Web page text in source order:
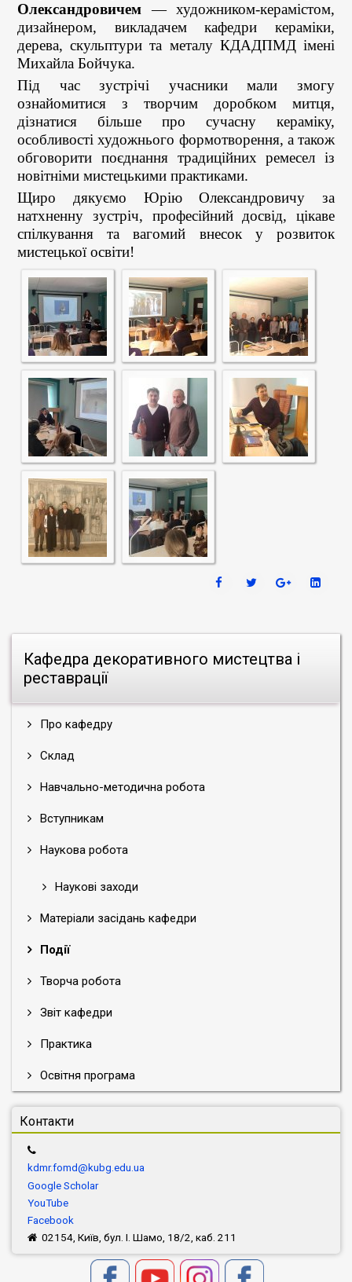
Кафедра декоративного мистецтва і
реставрації
Про кафедру
Склад
Навчально-методична робота
Вступникам
Наукова робота
Наукові заходи
Матеріали засідань кафедри
Події
Творча робота
Звіт кафедри
Практика
Освітня програма
Контакти
kdmr.fomd@kubg.edu.ua
Google Scholar
YouTube
Facebook
02154, Київ, бул. І. Шамо, 18/2, каб. 211
Олександровичем — художником-керамістом,
дизайнером, викладачем кафедри кераміки,
дерева, скульптури та металу КДАДПМД імені
Михайла Бойчука.
Під час зустрічі учасники мали змогу
ознайомитися з творчим доробком митця,
дізнатися більше про сучасну кераміку,
особливості художнього формотворення, а також
обговорити поєднання традиційних ремесел із
новітніми мистецькими практиками.
Щиро дякуємо Юрію Олександровичу за
натхненну зустріч, професійний досвід, цікаве
спілкування та вагомий внесок у розвиток
мистецької освіти!